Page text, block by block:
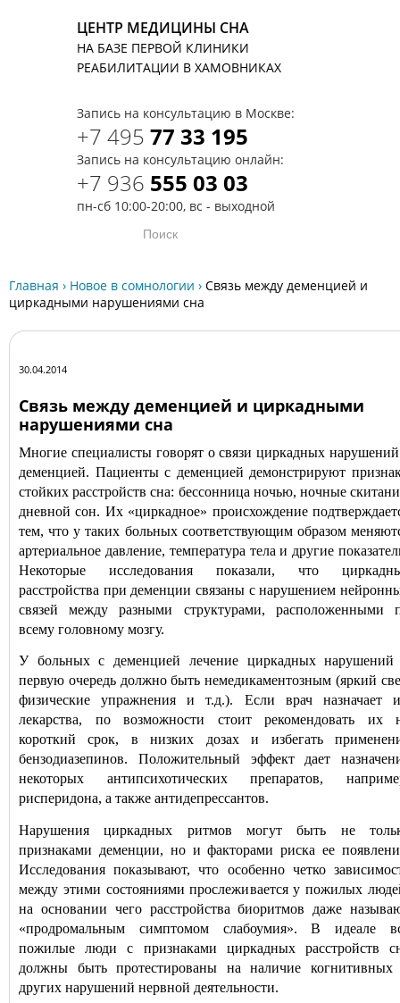
ЦЕНТР МЕДИЦИНЫ СНА
НА БАЗЕ ПЕРВОЙ КЛИНИКИ
РЕАБИЛИТАЦИИ В ХАМОВНИКАХ
Запись на консультацию в Москве:
+7 495 77 33 195
Запись на консультацию онлайн:
+7 936 555 03 03
пн-сб 10:00-20:00, вс - выходной
Главная › Новое в сомнологии › Cвязь между деменцией и
циркадными нарушениями сна
30.04.2014
Cвязь между деменцией и циркадными
нарушениями сна
Многие специалисты говорят о связи циркадных
деменцией. Пациенты с деменцией демонстрируют
стойких расстройств сна: бессонница ночью, ночные
дневной сон. Их «циркадное» происхождение
тем, что у таких больных соответствующим образом
артериальное давление, температура тела и другие
Некоторые исследования показали, что
расстройства при деменции связаны с нарушением
связей между разными структурами, расположенными
всему головному мозгу.
У больных с деменцией лечение циркадных нарушений
первую очередь должно быть немедикаментозным (яркий
физические упражнения и т.д.). Если врач назначает
лекарства, по возможности стоит рекомендовать их
короткий срок, в низких дозах и избегать
бензодиазепинов. Положительный эффект дает
некоторых антипсихотических препаратов,
рисперидона, а также антидепрессантов.
Нарушения циркадных ритмов могут быть не
признаками деменции, но и факторами риска ее
Исследования показывают, что особенно четко
между этими состояниями прослеживается у пожилых
на основании чего расстройства биоритмов даже
«продромальным симптомом слабоумия». В идеале
пожилые люди с признаками циркадных расстройств
должны быть протестированы на наличие
других нарушений нервной деятельности.